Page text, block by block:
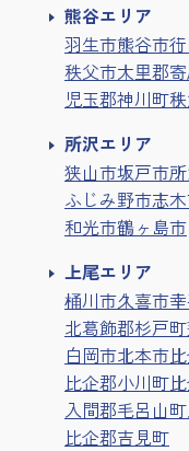
熊谷エリア
羽生市熊谷市
秩父市大里郡
児玉郡神川町
所沢エリア
狭山市坂戸市
ふじみ野市志
和光市鶴ヶ島市
上尾エリア
桶川市久喜市
北葛飾郡杉戸町
白岡市北本市
比企郡小川町
入間郡毛呂山町
比企郡吉見町